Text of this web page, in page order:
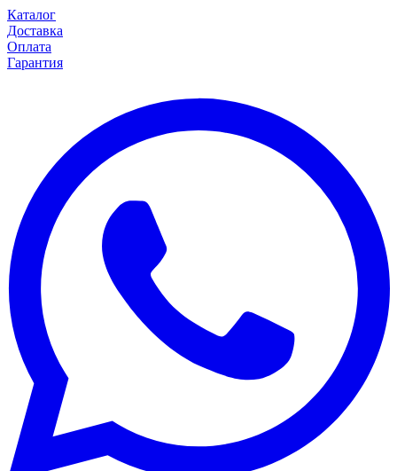
Каталог
Доставка
Оплата
Гарантия